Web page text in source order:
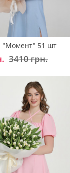
"Момент" 51 шт
3410 грн.